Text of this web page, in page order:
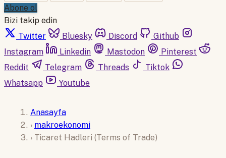
Abone ol
Bizi takip edin
Twitter
Bluesky Discord
Github
Instagram
Linkedin Mastodon
Pinterest
Reddit
Telegram Threads
Tiktok
Whatsapp
Youtube
Anasayfa
› makroekonomi
› Ticaret Hadleri (Terms of Trade)